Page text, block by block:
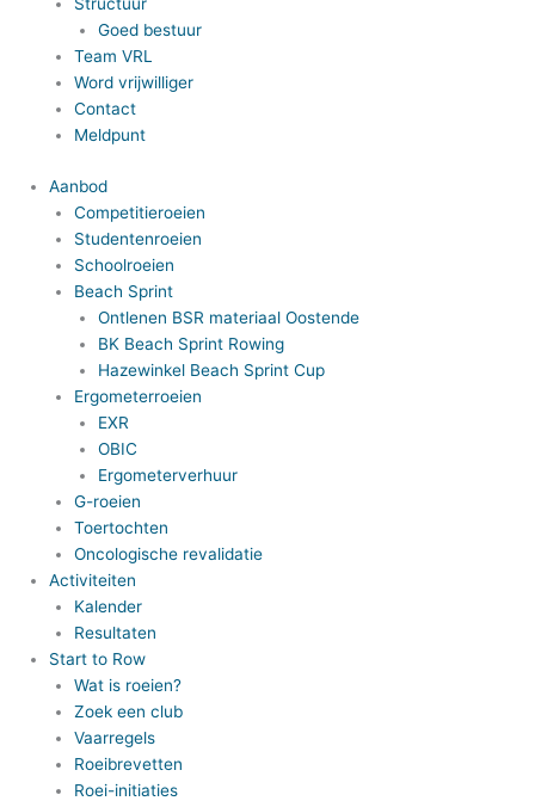
Goed bestuur
Team VRL
Word vrijwilliger
Contact
Meldpunt
Aanbod
Competitieroeien
Studentenroeien
Schoolroeien
Beach Sprint
Ontlenen BSR materiaal Oostende
BK Beach Sprint Rowing
Hazewinkel Beach Sprint Cup
Ergometerroeien
EXR
OBIC
Ergometerverhuur
G-roeien
Toertochten
Oncologische revalidatie
Activiteiten
Kalender
Resultaten
Start to Row
Wat is roeien?
Zoek een club
Vaarregels
Roeibrevetten
Roei-initiaties